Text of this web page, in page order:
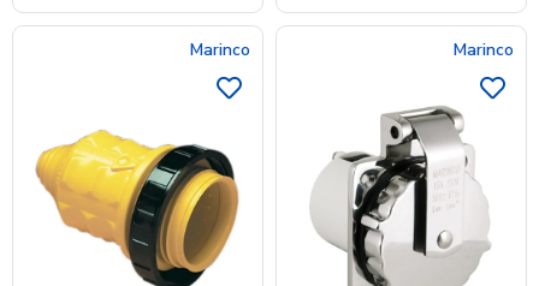
Marinco Marinco